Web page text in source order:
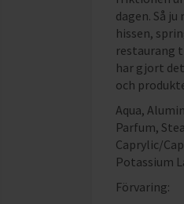
dagen. Så
hissen,
restaurang
har gjort
och
Aqua,
Parfum,
Caprylic/
Potassium
Förvaring: